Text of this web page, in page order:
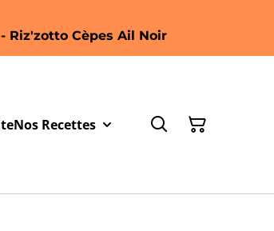
Riz'zotto Cèpes Ail Noir
Nos Recettes